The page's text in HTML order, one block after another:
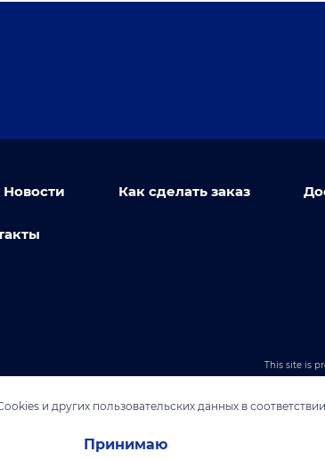
Новости Как сделать заказ
This site is
и других пользовательских данных в
Принимаю